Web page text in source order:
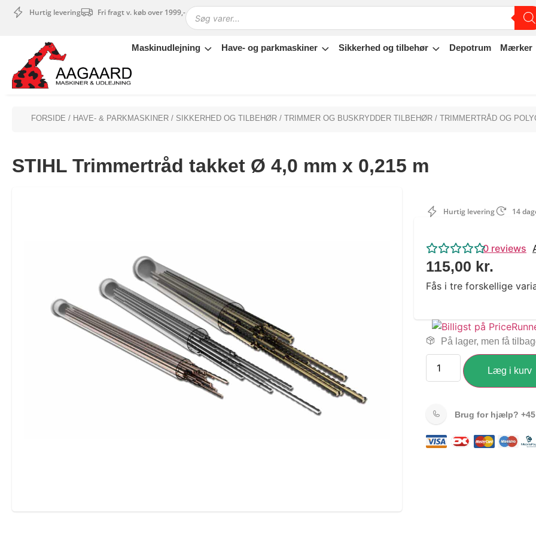
Hurtig levering Fri fragt v. køb over 1999,-
Maskinudlejning Have- og parkmaskiner Sikkerhed og tilbehør Depotrum Mærker
Maskinudlejning
Have- og parkmaskiner
Sikkerhed og tilbehør
Outlet
FORSIDE / HAVE- & PARKMASKINER / SIKKERHED OG TILBEHØR / TRIMMER OG BUSKRYDDER TILBEHØR / TRIMMERTRÅD OG
STIHL Trimmertråd takket Ø 4,0 mm x 0,215 m
Hurtig levering 14
0 reviews
115,00 kr.
Fås i tre forskellige
På lager, men få
Læg i kurv
Brug for hjælp?